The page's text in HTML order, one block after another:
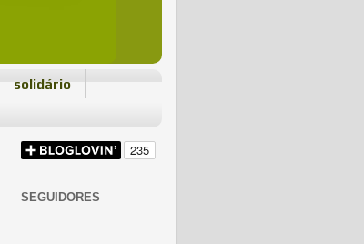
solidário
SEGUIDORES